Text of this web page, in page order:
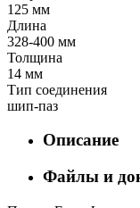
125 мм
Длина
328-400 мм
Толщина
14 мм
Тип соединения
шип-паз
Описание
Файлы и